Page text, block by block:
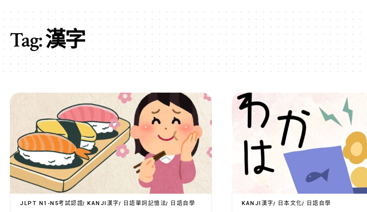
Tag:漢字
JLPT N1-N5考試認證 KANJI漢字 日語單詞記憶法 日語自學 KANJI漢字 日本文化 日語自學